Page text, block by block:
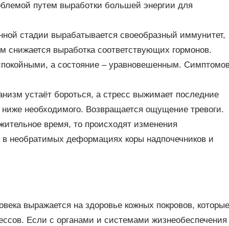
путем выработки большей энергии для
стадии вырабатывается своеобразный иммунитет,
снижается выработка соответствующих гормонов.
а состояние – уравновешенным.
устаёт бороться, а стресс выжимает последние
необходимого. Возвращается ощущение тревоги.
время, то происходят изменения
необратимых деформациях коры надпочечников и
выражается на здоровье кожных покровов, которые
Если с органами и системами жизнеобеспечения